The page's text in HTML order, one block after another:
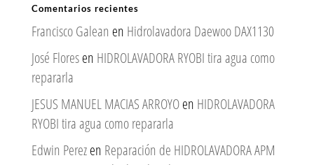
Comentarios recientes
Francisco Galean en Hidrolavadora Daewoo DAX1130
José Floresen HIDROLAVADORA RYOBI tira agua como
repararla
JESUS MANUEL MACIAS ARROYOen HIDROLAVADORA
RYOBI tira agua como repararla
Edwin Perezen Reparación de HIDROLAVADORA APM